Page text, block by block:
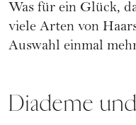
Was für ein Glück,
viele Arten von
Auswahl einmal
Diademe